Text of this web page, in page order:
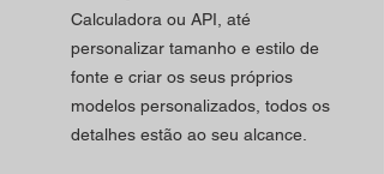
Calculadora ou API, até
personalizar tamanho e estilo de
fonte e criar os seus próprios
modelos personalizados, todos os
detalhes estão ao seu alcance.